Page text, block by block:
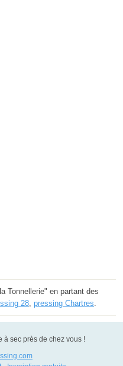
Tonnellerie" en partant des
28 pressing Chartres
à sec près de chez vous !